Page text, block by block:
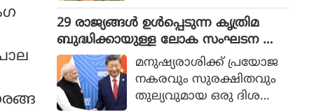
രും.
29 രാജ്യങ്ങള്‍ ഉള്‍പ്പെടുന്ന കൃത്രിമ
ബുദ്ധിക്കായുള്ള ലോക സംഘടന ആ
രംഭിച്ച് ചൈന; ഇന്ത്യ ഇല്ലമനുഷ്യരാശിക്ക് പ്രയോജ
നകരവും സുരക്ഷിതവും
തുല്യവുമായ ഒരു ദിശ